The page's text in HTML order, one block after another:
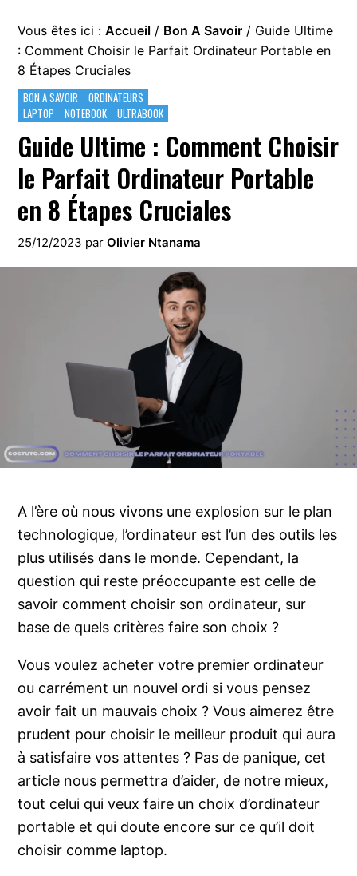
Vous êtes ici :Accueil / Bon A Savoir / Guide Ultime
: Comment Choisir le Parfait Ordinateur Portable en
8 Étapes Cruciales
BON A SAVOIR
ORDINATEURS
LAPTOP
NOTEBOOK ULTRABOOK
Guide Ultime : Comment Choisir
le Parfait Ordinateur Portable
en 8 Étapes Cruciales
25/12/2023 parOlivier Ntanama
A l’ère où nous vivons une explosion sur le plan
technologique, l’ordinateur est l’un des outils les
plus utilisés dans le monde. Cependant, la
question qui reste préoccupante est celle de
savoir comment choisir son ordinateur, sur
base de quels critères faire son choix ?
Vous voulez acheter votre premier ordinateur
ou carrément un nouvel ordi si vous pensez
avoir fait un mauvais choix ? Vous aimerez être
prudent pour choisir le meilleur produit qui aura
à satisfaire vos attentes ? Pas de panique, cet
article nous permettra d’aider, de notre mieux,
tout celui qui veux faire un choix d’ordinateur
portable et qui doute encore sur ce qu’il doit
choisir comme laptop.